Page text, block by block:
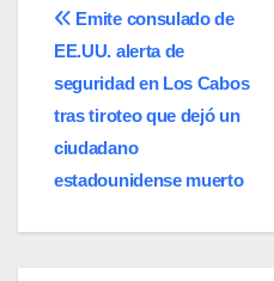
Navegación
de
entradas
Emite consulado de
EE.UU. alerta de
seguridad en Los Cabos
tras tiroteo que dejó un
ciudadano
estadounidense muerto